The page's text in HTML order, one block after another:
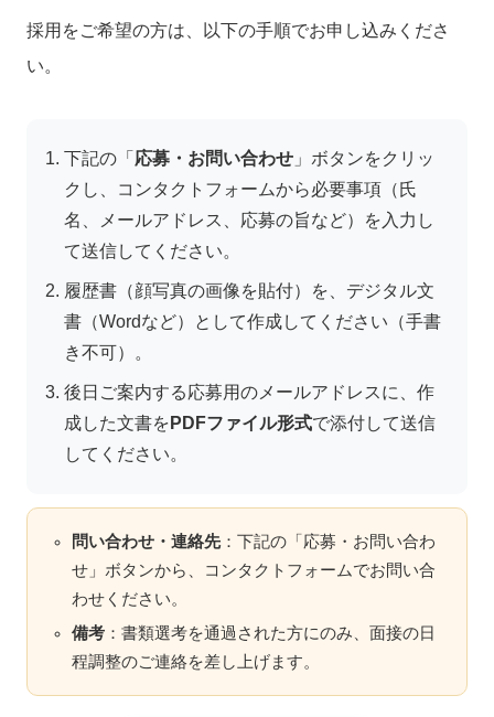
採用をご希望の方は、以下の手順でお申し込みくださ
い。
下記の「 応募・お問い合わせ 」ボタンをクリッ
クし、コンタクトフォームから必要事項（氏
名、メールアドレス、応募の旨など）を入力し
て送信してください。
履歴書（顔写真の画像を貼付）を、デジタル文
書（Wordなど）として作成してください（手書
き不可）。
後日ご案内する応募用のメールアドレスに、作
成した文書を PDFファイル形式で添付して送信
してください。
問い合わせ・連絡先：下記の「応募・お問い合わ
せ」ボタンから、コンタクトフォームでお問い合
わせください。
備考 ：書類選考を通過された方にのみ、面接の日
程調整のご連絡を差し上げます。